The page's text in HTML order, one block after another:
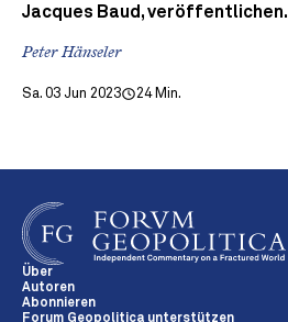
Jacques Baud, veröffentlichen.
Peter Hänseler
Sa. 03 Jun 2023 24 Min.
Über
Autoren
Abonnieren
Forum Geopolitica unterstützen